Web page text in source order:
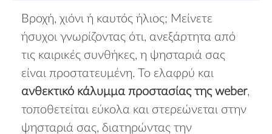
Βροχή, χιόνι ή καυτός ήλιος; Μείνετε
ήσυχοι γνωρίζοντας ότι, ανεξάρτητα από
τις καιρικές συνθήκες, η ψησταριά σας
είναι προστατευμένη. Το ελαφρύ και
ανθεκτικό κάλυμμα προστασίας της weber,
τοποθετείται εύκολα και στερεώνεται στην
ψησταριά σας, διατηρώντας την